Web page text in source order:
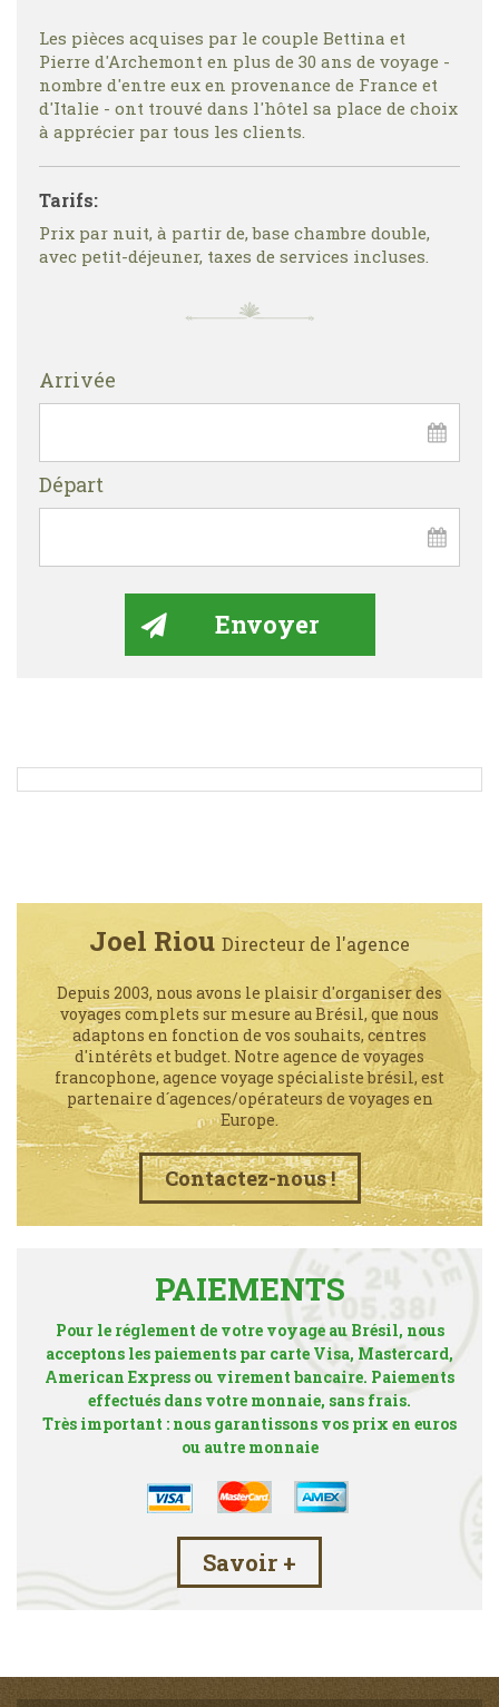
Les pièces acquises par le couple Bettina et
Pierre d'Archemont en plus de 30 ans de voyage -
nombre d'entre eux en provenance de France et
d'Italie - ont trouvé dans l'hôtel sa place de choix
à apprécier par tous les clients.
Tarifs:
Prix par nuit, à partir de, base chambre double,
avec petit-déjeuner, taxes de services incluses.
Arrivée
Départ
Joel Riou Directeur de l'agence
Depuis 2003, nous avons le plaisir d'organiser des
voyages complets sur mesure au Brésil, que nous
adaptons en fonction de vos souhaits, centres
d'intérêts et budget. Notre agence de voyages
francophone, agence voyage spécialiste brésil, est
partenaire d´agences/opérateurs de voyages en
Europe.
Contactez-nous !
PAIEMENTS
Pour le réglement de votre voyage au Brésil, nous
acceptons les paiements par carte Visa, Mastercard,
American Express ou virement bancaire. Paiements
effectués dans votre monnaie, sans frais.
Très important : nous garantissons vos prix en euros
ou autre monnaie
Savoir +